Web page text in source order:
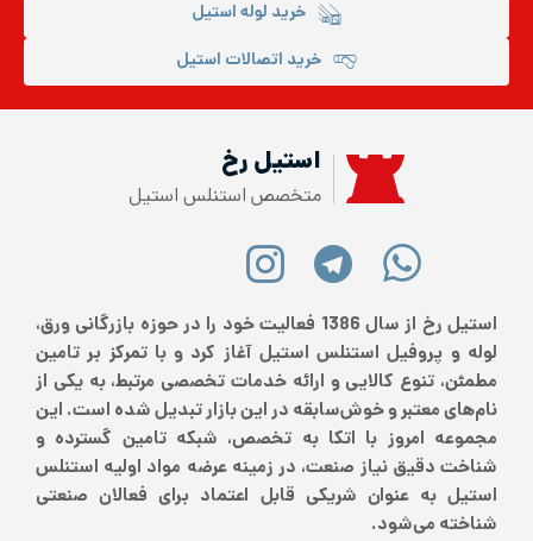
خرید لوله استیل
خرید اتصالات استیل
استیل رخ
متخصص استنلس استیل
استیل رخ از سال 1386 فعالیت خود را در حوزه بازرگانی ورق،
لوله و پروفیل استنلس استیل آغاز کرد و با تمرکز بر تامین
مطمئن، تنوع کالایی و ارائه خدمات تخصصی مرتبط، به یکی از
نام‌های معتبر و خوش‌سابقه در این بازار تبدیل شده است. این
مجموعه امروز با اتکا به تخصص، شبکه تامین گسترده و
شناخت دقیق نیاز صنعت، در زمینه عرضه مواد اولیه استنلس
استیل به عنوان شریکی قابل اعتماد برای فعالان صنعتی
شناخته می‌شود.